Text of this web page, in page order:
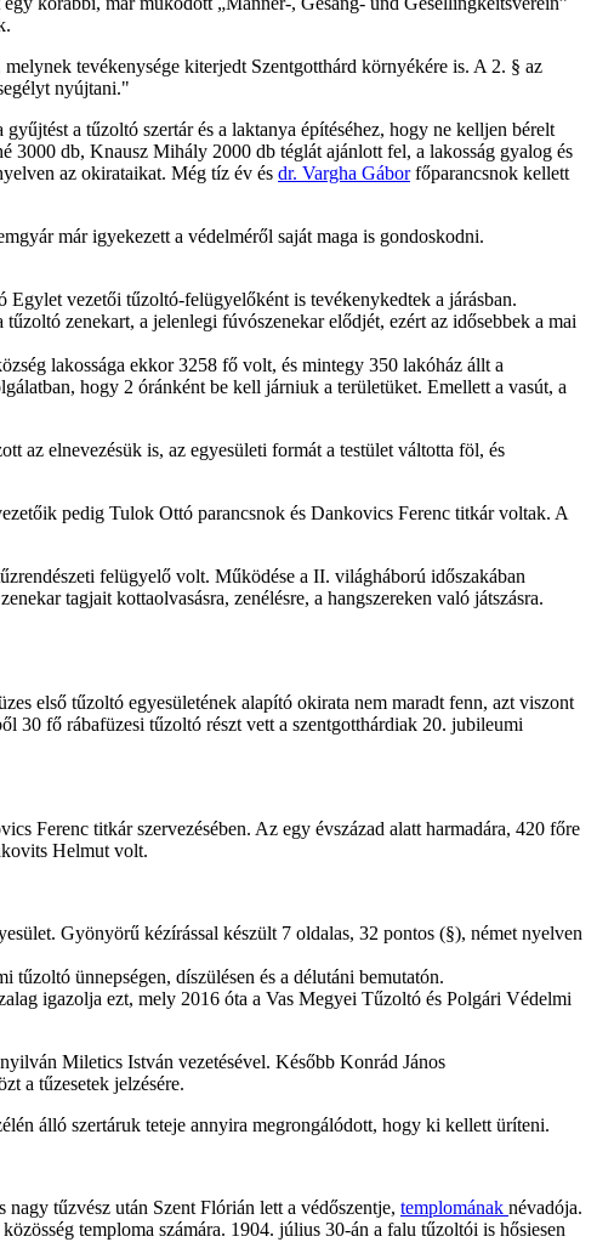
tevékenysége kiterjedt Szentgotthárd környékére is. A 2. § az
nyújtani."
a tűzoltó szertár és a laktanya építéséhez, hogy ne kelljen bérelt
3000 db, Knausz Mihály 2000 db téglát ajánlott fel, a lakosság gyalog és
az okirataikat. Még tíz év és dr. Vargha Gáborfőparancsnok kellett
már igyekezett a védelméről saját maga is gondoskodni.
Egylet vezetői tűzoltó-felügyelőként is tevékenykedtek a járásban.
zenekart, a jelenlegi fúvószenekar elődjét, ezért az idősebbek a mai
lakossága ekkor 3258 fő volt, és mintegy 350 lakóház állt a
hogy 2 óránként be kell járniuk a területüket. Emellett a vasút, a
az elnevezésük is, az egyesületi formát a testület váltotta föl, és
pedig Tulok Ottó parancsnok és Dankovics Ferenc titkár voltak. A
felügyelő volt. Működése a II. világháború időszakában
tagjait kottaolvasásra, zenélésre, a hangszereken való játszásra.
első tűzoltó egyesületének alapító okirata nem maradt fenn, azt viszont
30 fő rábafüzesi tűzoltó részt vett a szentgotthárdiak 20. jubileumi
Ferenc titkár szervezésében. Az egy évszázad alatt harmadára, 420 főre
Helmut volt.
Gyönyörű kézírással készült 7 oldalas, 32 pontos (§), német nyelven
ünnepségen, díszülésen és a délutáni bemutatón.
igazolja ezt, mely 2016 óta a Vas Megyei Tűzoltó és Polgári Védelmi
Miletics István vezetésével. Később Konrád János
a tűzesetek jelzésére.
álló szertáruk teteje annyira megrongálódott, hogy ki kellett üríteni.
tűzvész után Szent Flórián lett a védőszentje, templomának névadója.
temploma számára. 1904. július 30-án a falu tűzoltói is hősiesen